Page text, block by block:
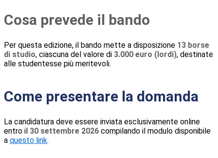
Cosa prevede il bando
Per questa edizione, il bando mette a disposizione 13 borse
di studio, ciascuna del valore di 3.000 euro (lordi), destinate
alle studentesse più meritevoli.
Come presentare la domanda
La candidatura deve essere inviata esclusivamente online
entro il 30 settembre 2026 compilando il modulo disponibile
a questo link.